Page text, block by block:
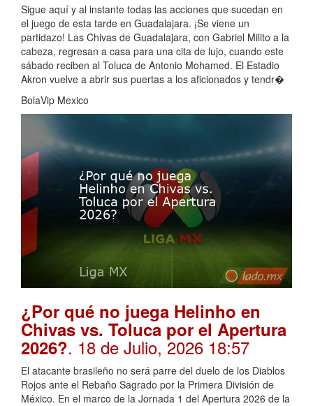
Sigue aquí y al instante todas las acciones que sucedan en
el juego de esta tarde en Guadalajara. ¡Se viene un
partidazo! Las Chivas de Guadalajara, con Gabriel Milito a la
cabeza, regresan a casa para una cita de lujo, cuando este
sábado reciben al Toluca de Antonio Mohamed. El Estadio
Akron vuelve a abrir sus puertas a los aficionados y tendr�
BolaVip Mexico
¿Por qué no juega Helinho en
Chivas vs. Toluca por el Apertura
2026?. 18 de Julio, 2026 18:57
El atacante brasileño no será parre del duelo de los Diablos
Rojos ante el Rebaño Sagrado por la Primera División de
México. En el marco de la Jornada 1 del Apertura 2026 de la